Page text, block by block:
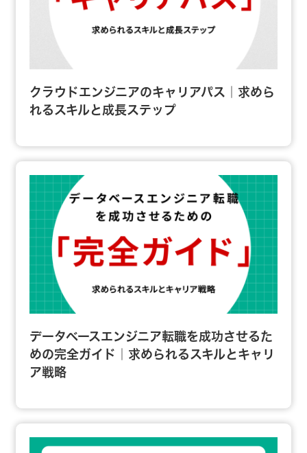
クラウドエンジニアのキャリアパス｜求めら
れるスキルと成長ステップ
データベースエンジニア転職を成功させるた
めの完全ガイド｜求められるスキルとキャリ
ア戦略